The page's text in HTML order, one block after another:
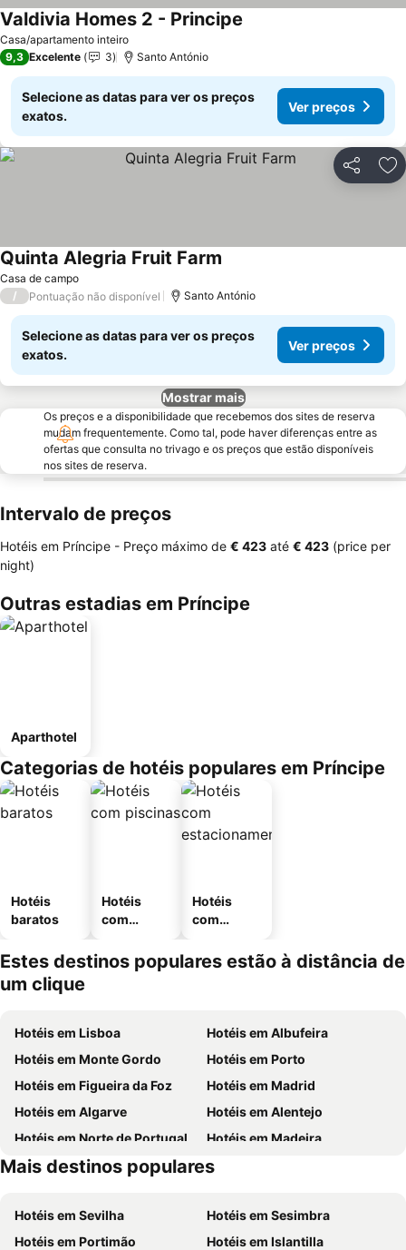
Casa/apartamento inteiro
Valdivia Homes 2 - Principe
9,3 Excelente 3 Santo António
Selecione as datas para ver os preços
exatos.
Ver preços
Partilhar
Casa de campo
Quinta Alegria Fruit Farm
/ Pontuação não disponível Santo António
Selecione as datas para ver os preços
exatos.
Ver preços
Mostrar mais
Os preços e a disponibilidade que recebemos dos sites de reserva
mudam frequentemente. Como tal, pode haver diferenças entre as
ofertas que consulta no trivago e os preços que estão disponíveis
nos sites de reserva.
Intervalo de preços
Hotéis em Príncipe - Preço máximo de ‎€ 423 até ‎€ 423 (price per
night)
Outras estadias em Príncipe
Aparthotel
Categorias de hotéis populares em Príncipe
Hotéis
baratos
Hotéis
com
Hotéis
com
mento
Estes destinos populares estão à distância de
um clique
Hotéis em Lisboa
Hotéis em Albufeira
Hotéis em Monte Gordo
Hotéis em Porto
Hotéis em Figueira da Foz
Hotéis em Madrid
Hotéis em Algarve
Hotéis em Alentejo
Hotéis em Norte de Portugal
Hotéis em Madeira
Hotéis em Espanha
Hotéis em Centro de Portugal
Mais destinos populares
Hotéis em Sevilha
Hotéis em Sesimbra
Hotéis em Portimão
Hotéis em Islantilla